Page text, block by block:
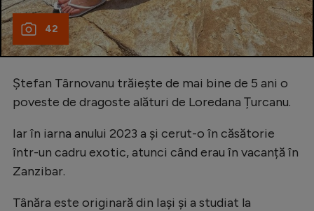
42
Ștefan Târnovanu trăiește de mai bine de 5 ani o
poveste de dragoste alături de Loredana Țurcanu.
Iar în iarna anului 2023 a și cerut-o în căsătorie
într-un cadru exotic, atunci când erau în vacanță în
Zanzibar.
Tânăra este originară din Iași și a studiat la